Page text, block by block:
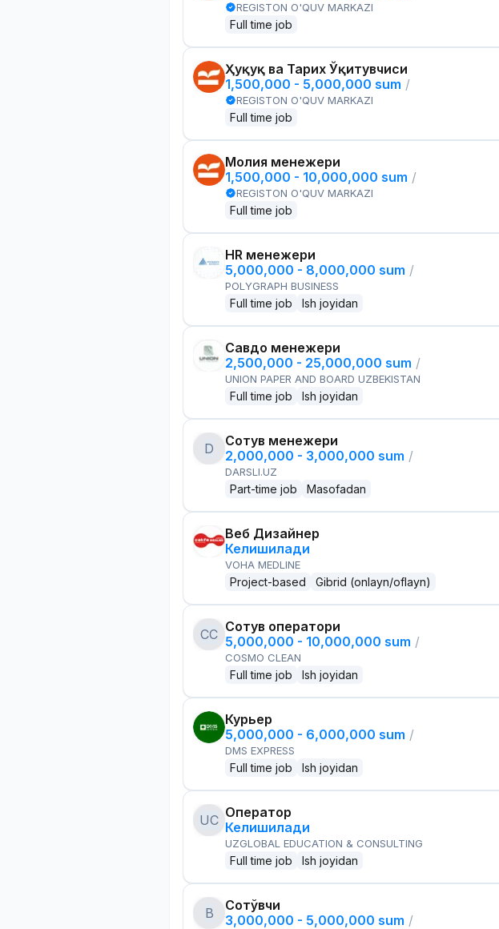
REGISTON O'QUV MARKAZI
Full time job
Ҳуқуқ ва Тарих Ўқитувчиси
1,500,000 - 5,000,000 sum /
REGISTON O'QUV MARKAZI
Full time job
Молия менежери
1,500,000 - 10,000,000 sum /
REGISTON O'QUV MARKAZI
Full time job
HR менежери
5,000,000 - 8,000,000 sum /
POLYGRAPH BUSINESS
Full time job Ish joyidan
Савдо менежери
2,500,000 - 25,000,000 sum /
UNION PAPER AND BOARD UZBEKISTAN
Full time job Ish joyidan
D
Сотув менежери
2,000,000 - 3,000,000 sum /
DARSLI.UZ
Part-time job Masofadan
Веб Дизайнер
Келишилади
VOHA MEDLINE
Project-based Gibrid (onlayn/oflayn)
CC Сотув оператори
5,000,000 - 10,000,000 sum /
COSMO CLEAN
Full time job Ish joyidan
Курьер
5,000,000 - 6,000,000 sum /
DMS EXPRESS
Full time job Ish joyidan
UC Оператор
Келишилади
UZGLOBAL EDUCATION & CONSULTING
Full time job Ish joyidan
B
Сотўвчи
3,000,000 - 5,000,000 sum /